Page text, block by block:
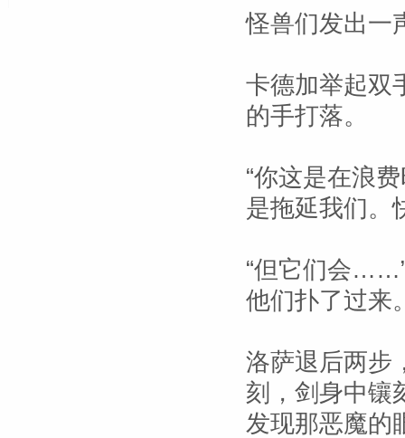
怪兽们发出一
卡德加举起双
的手打落。
“你这是在浪
是拖延我们。
“但它们会
他们扑了过来
洛萨退后两步
刻，剑身中镶
发现那恶魔的